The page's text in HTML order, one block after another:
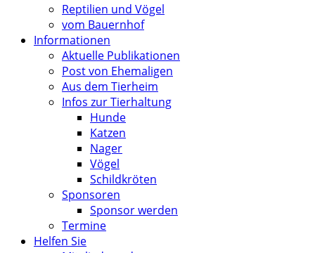
Reptilien und Vögel
vom Bauernhof
Informationen
Aktuelle Publikationen
Post von Ehemaligen
Aus dem Tierheim
Infos zur Tierhaltung
Hunde
Katzen
Nager
Vögel
Schildkröten
Sponsoren
Sponsor werden
Termine
Helfen Sie